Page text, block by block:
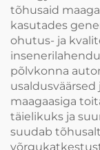
tõhusaid
kasutades
ohutus- ja
põlvkonna
maagaasiga
täielikuks ja
suudab